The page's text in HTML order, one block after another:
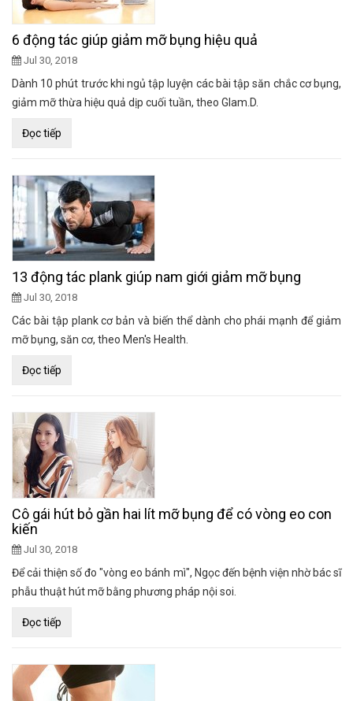
6 động tác giúp giảm mỡ bụng hiệu quả
Jul 30, 2018
Dành 10 phút trước khi ngủ tập luyện các bài tập săn chắc cơ bụng,
giảm mỡ thừa hiệu quả dịp cuối tuần, theo Glam.D.
Đọc tiếp
13 động tác plank giúp nam giới giảm mỡ bụng
Jul 30, 2018
Các bài tập plank cơ bản và biến thể dành cho phái mạnh để giảm
mỡ bụng, săn cơ, theo Men's Health.
Đọc tiếp
Cô gái hút bỏ gần hai lít mỡ bụng để có vòng eo con
kiến
Jul 30, 2018
Để cải thiện số đo "vòng eo bánh mì", Ngọc đến bệnh viện nhờ bác sĩ
phẫu thuật hút mỡ bằng phương pháp nội soi.
Đọc tiếp